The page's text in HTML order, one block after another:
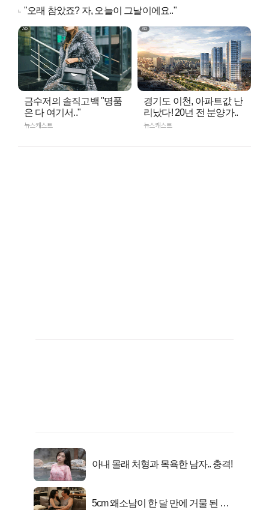
"오래 참았죠? 자, 오늘이 그날이에요.."
금수저의 솔직고백 "명품
은 다 여기서.."
뉴스캐스트
경기도 이천, 아파트값 난
리났다! 20년 전 분양가..
뉴스캐스트
아내 몰래 처형과 목욕한 남자.. 충격!
5cm 왜소남이 한 달 만에 거물 된 사